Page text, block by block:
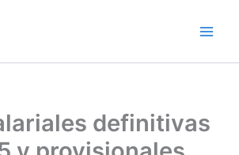
definitivas